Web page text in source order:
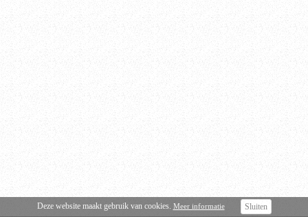
Deze website maakt gebruik van cookies. Meer informatie Sluiten